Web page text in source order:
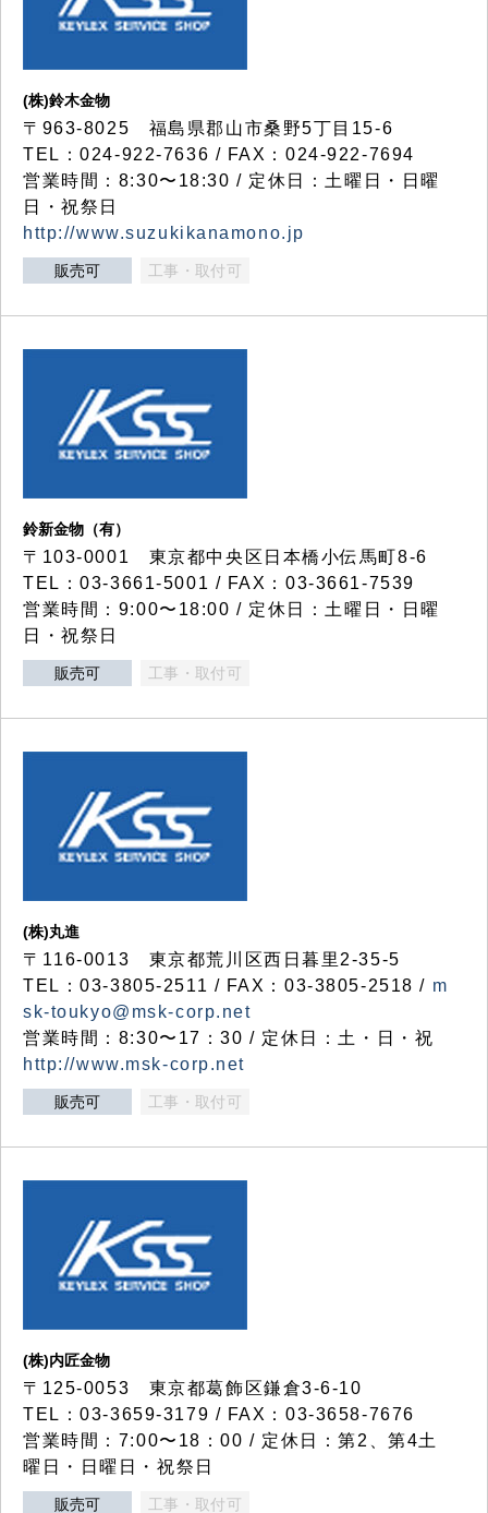
(株)鈴木金物
〒963-8025 福島県郡山市桑野5丁目15-6
TEL：024-922-7636 / FAX：024-922-7694
営業時間：8:30〜18:30 / 定休日：土曜日・日曜
日・祝祭日
http://www.suzukikanamono.jp
販売可 工事・取付可
鈴新金物（有）
〒103-0001 東京都中央区日本橋小伝馬町8-6
TEL：03-3661-5001 / FAX：03-3661-7539
営業時間：9:00〜18:00 / 定休日：土曜日・日曜
日・祝祭日
販売可 工事・取付可
(株)丸進
〒116-0013 東京都荒川区西日暮里2-35-5
TEL：03-3805-2511 / FAX：03-3805-2518 / m
sk-toukyo@msk-corp.net
営業時間：8:30〜17：30 / 定休日：土・日・祝
http://www.msk-corp.net
販売可 工事・取付可
(株)内匠金物
〒125-0053 東京都葛飾区鎌倉3-6-10
TEL：03-3659-3179 / FAX：03-3658-7676
営業時間：7:00〜18：00 / 定休日：第2、第4土
曜日・日曜日・祝祭日
販売可 工事・取付可